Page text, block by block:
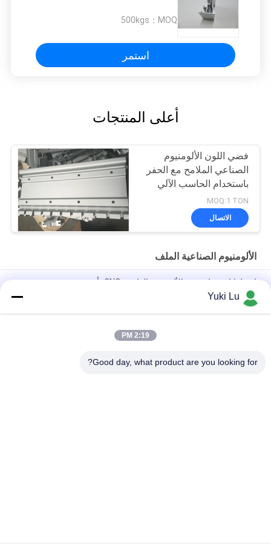
MOQ：
500kgs
استمر
أعلى المنتجات
فضي اللون الألومنيوم
الصناعي الملامح مع الحفر
باستخدام الحاسب الآلي
MOQ:1 TON
الاتصال
الألومنيوم الصناعية الملف
اسطوانات هوائية من الألومنيوم الدائرية CNC، أنبوب تعريفة
الأسطوانات الهوائية
ملامح بثق الألومنيوم عالية الجودة مربعة الشكل للأبواب / النوافذ
أسود CNC الألومنيوم وانتقل وطحن الأجزاء المعدنية أنبوب مخصص
Yuki Lu
2:19 PM
Good day, what product are you looking for?